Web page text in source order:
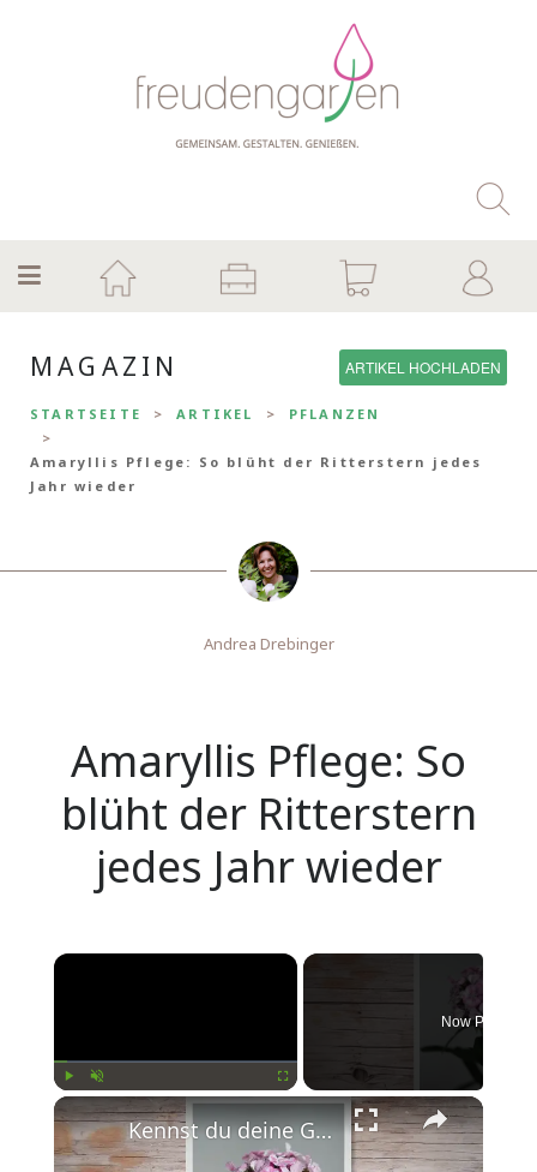
MAGAZIN ARTIKEL HOCHLADEN
STARTSEITE ARTIKEL PFLANZEN
Amaryllis Pflege: So blüht der Ritterstern jedes
Jahr wieder
Andrea Drebinger
Amaryllis Pflege: So
blüht der Ritterstern
jedes Jahr wieder
Fullscreen
Now Playing
Kennst du deine Geburtsblume?